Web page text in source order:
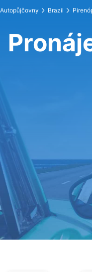
Autopůjčovny Brazil